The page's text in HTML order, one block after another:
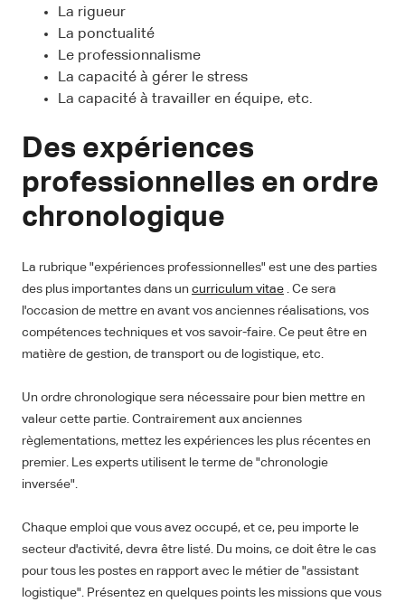
La rigueur
La ponctualité
Le professionnalisme
La capacité à gérer le stress
La capacité à travailler en équipe, etc.
Des expériences
professionnelles en ordre
chronologique
La rubrique "expériences professionnelles" est une des parties
des plus importantes dans un curriculum vitae . Ce sera
l'occasion de mettre en avant vos anciennes réalisations, vos
compétences techniques et vos savoir-faire. Ce peut être en
matière de gestion, de transport ou de logistique, etc.
Un ordre chronologique sera nécessaire pour bien mettre en
valeur cette partie. Contrairement aux anciennes
règlementations, mettez les expériences les plus récentes en
premier. Les experts utilisent le terme de "chronologie
inversée".
Chaque emploi que vous avez occupé, et ce, peu importe le
secteur d'activité, devra être listé. Du moins, ce doit être le cas
pour tous les postes en rapport avec le métier de "assistant
logistique". Présentez en quelques points les missions que vous